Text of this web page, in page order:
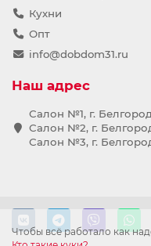
Чтобы всё работало как
Кухни
Опт
info@dobdom31.ru
Наш адрес
Салон №1, г.
Салон №2, г.
Салон №3, г.